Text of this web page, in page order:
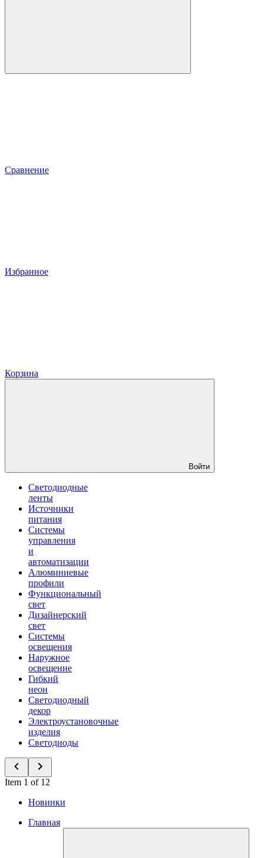
Сравнение
Избранное
Корзина
Войти
Светодиодные
ленты
Источники
питания
Системы
управления
и
автоматизации
Алюминиевые
профили
Функциональный
свет
Дизайнерский
свет
Системы
освещения
Наружное
освещение
Гибкий
неон
Светодиодный
декор
Электроустановочные
изделия
Светодиоды
Item 1 of 12
Новинки
Главная